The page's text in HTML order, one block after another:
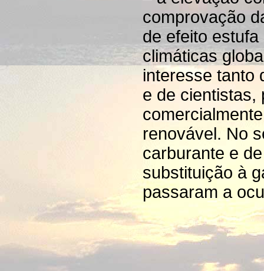
comprovação
de efeito
climáticas
interesse tanto
e de cientistas,
renovável. No
carburante e
substituição à
passaram a